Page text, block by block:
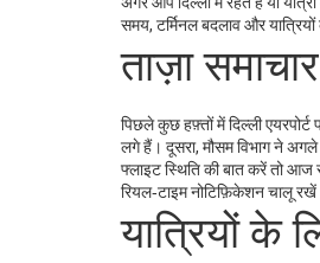
समय, टर्मिनल बदलाव और
ताज़ा
पिछले कुछ हफ़्तों में दिल्ली
लगे हैं। दूसरा, मौसम विभाग ने अगले
फ्लाइट स्थिति की बात करें तो
रियल‑टाइम नोटिफ़िकेशन चालू
यात्रियों के